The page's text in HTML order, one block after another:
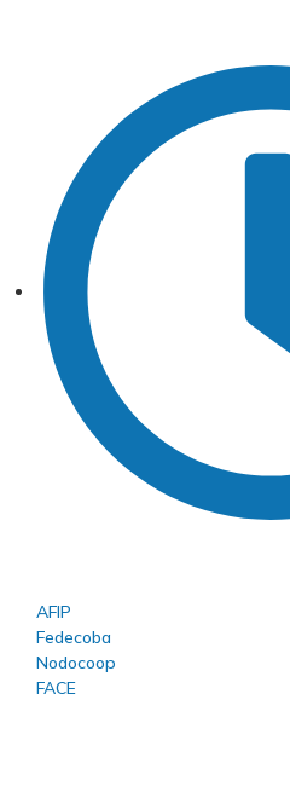
AFIP
Fedecoba
Nodocoop
FACE